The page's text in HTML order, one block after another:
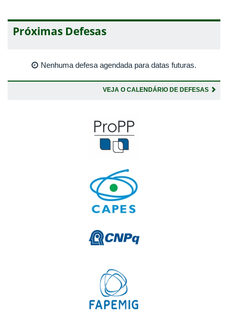
Próximas Defesas
Nenhuma defesa agendada para datas futuras.
VEJA O CALENDÁRIO DE DEFESAS